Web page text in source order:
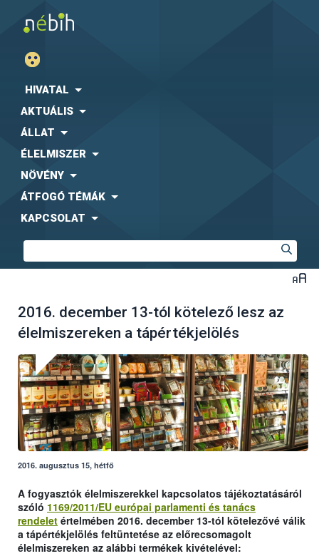
HIVATAL
AKTUÁLIS
ÁLLAT
ÉLELMISZER
NÖVÉNY
ÁTFOGÓ TÉMÁK
KAPCSOLAT
2016. december 13-tól kötelező lesz az
élelmiszereken a tápértékjelölés
2016. augusztus 15, hétfő
A fogyasztók élelmiszerekkel kapcsolatos tájékoztatásáról
szóló 1169/2011/EU európai parlamenti és tanács
rendelet értelmében 2016. december 13-tól kötelezővé válik
a tápértékjelölés feltüntetése az előrecsomagolt
élelmiszereken az alábbi termékek kivételével: